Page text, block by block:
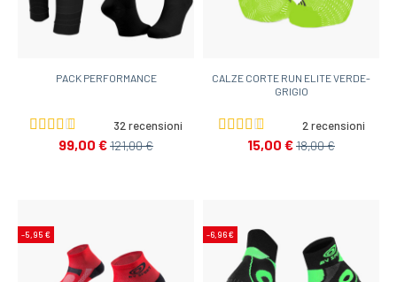
PACK PERFORMANCE
32 recensioni
99,00 €121,00 €
CALZE CORTE RUN ELITE VERDE-
GRIGIO
2 recensioni
15,00 €18,00 €
-5,95 € -6,96 €